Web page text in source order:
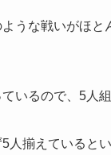
うな戦いがほ
いるので、5人
人揃えていると